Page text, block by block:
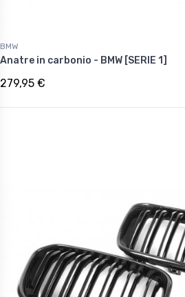
BMW
Anatre in carbonio - BMW [SERIE 1]
279,95 €